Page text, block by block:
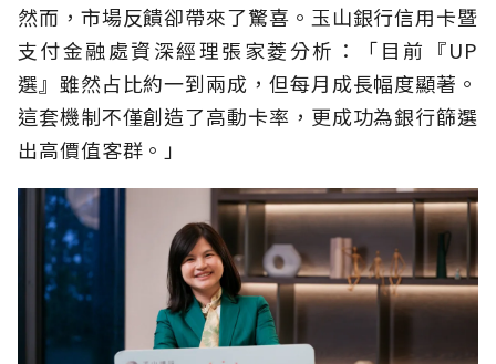
然而，市場反饋卻帶來了驚喜。玉山銀行信用卡暨
支付金融處資深經理張家菱分析：「目前『UP
選』雖然占比約一到兩成，但每月成長幅度顯著。
這套機制不僅創造了高動卡率，更成功為銀行篩選
出高價值客群。」